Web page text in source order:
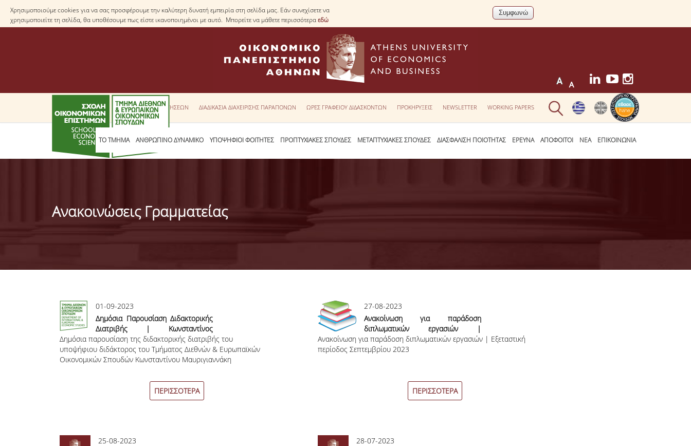
Χρησιμοποιούμε cookies για να σας προσφέρουμε την καλύτερη δυνατή εμπειρία στη σελίδα μας. Εάν συνεχίσετε να
χρησιμοποιείτε τη σελίδα, θα υποθέσουμε πως είστε ικανοποιημένοι με αυτό. Μπορείτε να μάθετε περισσότεραεδώ
ΕΝΤΥΠΑ ΑΙΤΗΣΕΩΝ ΔΙΑΔΙΚΑΣΙΑ ΔΙΑΧΕΙΡΙΣΗΣ ΠΑΡΑΠΟΝΩΝ ΩΡΕΣ ΓΡΑΦΕΙΟΥ ΔΙΔΑΣΚΟΝΤΩΝ ΠΡΟΚΗΡΥΞΕΙΣ NEWSLETTER WORKING PAPERS
ΤΟ ΤΜΗΜΑ ΑΝΘΡΩΠΙΝΟ ΔΥΝΑΜΙΚΟ ΥΠΟΨΗΦΙΟΙ ΦΟΙΤΗΤΕΣ ΠΡΟΠΤΥΧΙΑΚΕΣ ΣΠΟΥΔΕΣ ΜΕΤΑΠΤΥΧΙΑΚΕΣ ΣΠΟΥΔΕΣ ΔΙΑΣΦΑΛΙΣΗ ΠΟΙΟΤΗΤΑΣ ΕΡΕΥΝΑ ΑΠΟΦΟΙΤΟΙ ΝΕΑ ΕΠΙΚΟΙΝΩΝΙΑ
Ανακοινώσεις Γραμματείας
01-09-2023
Δημόσια Παρουσίαση Διδακτορικής
Διατριβής | Κωνσταντίνος
Μαυριγιαννάκης
Δημόσια παρουσίαση της διδακτορικής διατριβής του
υποψήφιου διδάκτορος του Τμήματος Διεθνών & Ευρωπαϊκών
Οικονομικών Σπουδών Κωνσταντίνου Μαυριγιαννάκη
ΠΕΡΙΣΣΟΤΕΡΑ
27-08-2023
Ανακοίνωση για παράδοση
διπλωματικών εργασιών |
Εξεταστική περίοδος Σεπτεμβρίου
2023
Ανακοίνωση για παράδοση διπλωματικών εργασιών | Εξεταστική
περίοδος Σεπτεμβρίου 2023
ΠΕΡΙΣΣΟΤΕΡΑ
25-08-2023
28-07-2023
Σελίδες